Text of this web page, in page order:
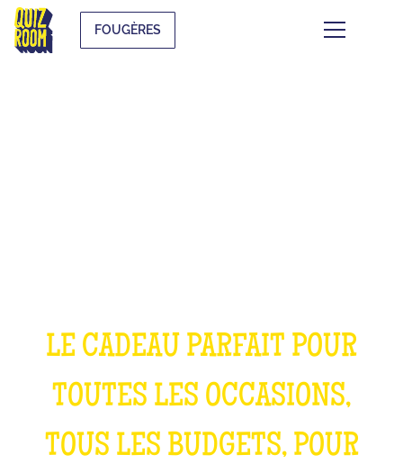
FOUGÈRES
LE CADEAU PARFAIT POUR
TOUTES LES OCCASIONS,
TOUS LES BUDGETS, POUR